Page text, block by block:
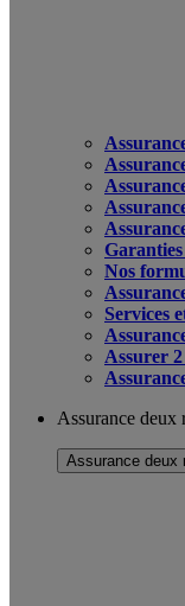
Nos
Services
Assurer
Assurance deux
Assurance deux